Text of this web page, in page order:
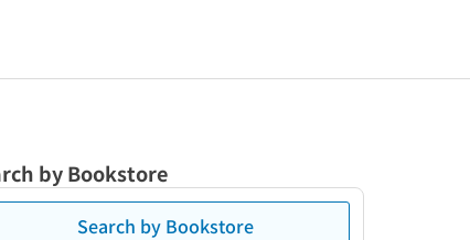
by Bookstore
Search by Bookstore